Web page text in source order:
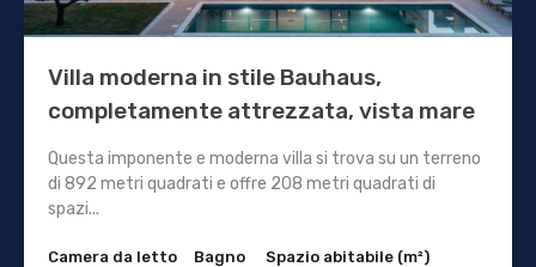
Villa moderna in stile Bauhaus,
completamente attrezzata, vista mare
Questa imponente e moderna villa si trova su un terreno
di 892 metri quadrati e offre 208 metri quadrati di
spazi...
Camera da letto
Bagno
Spazio abitabile (m²)